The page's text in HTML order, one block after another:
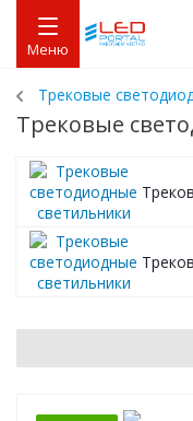
Меню
Трековые
Трековые